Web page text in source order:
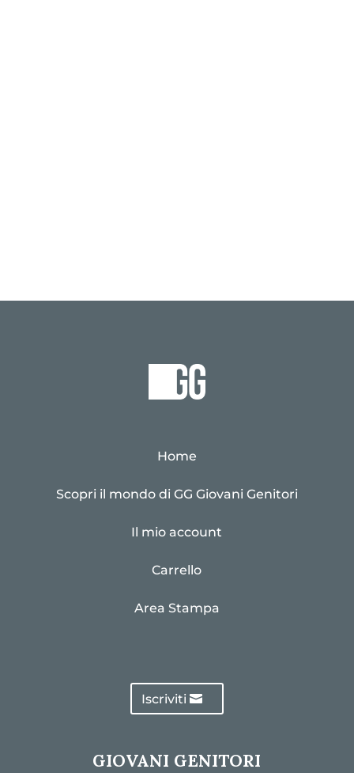
Home
Scopri il mondo di GG Giovani Genitori
Il mio account
Carrello
Area Stampa
Iscriviti
GIOVANI GENITORI